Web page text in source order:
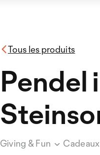
Tous les produits
Pendel
Giving & Fun Cadeaux